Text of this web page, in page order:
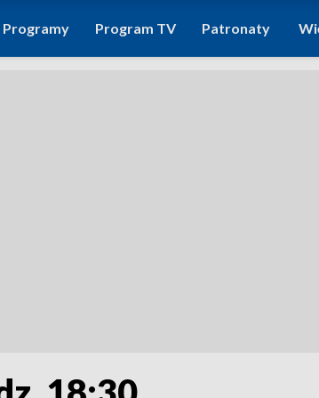
Programy Program TV Patronaty